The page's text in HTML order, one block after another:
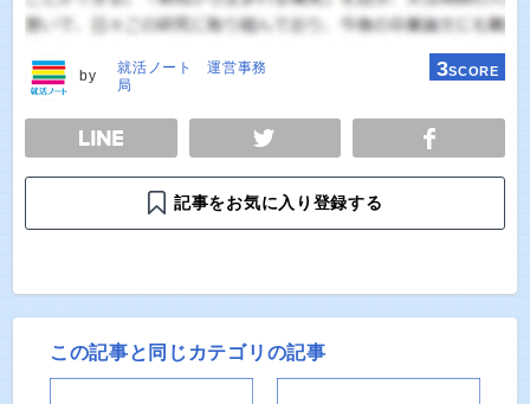
by
就活ノート 運営事務
局
3SCORE
TWEET
記事をお気に入り登録する
この記事と同じカテゴリの記事